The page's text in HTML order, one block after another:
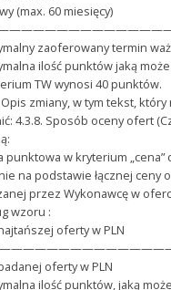
(max. 60 miesięcy)
=
zaoferowany termin
ilość punktów jaką
TW wynosi 40 punktów.
Opis zmiany, w tym tekst,
4.3.8. Sposób oceny ofert
punktowa w kryterium „cena”
na podstawie łącznej ceny
przez Wykonawcę w
wzoru :
oferty w PLN
x
oferty w PLN
ilość punktów, jaką